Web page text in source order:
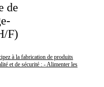
de
F)
à la fabrication de produits
et de sécurité : - Alimenter les